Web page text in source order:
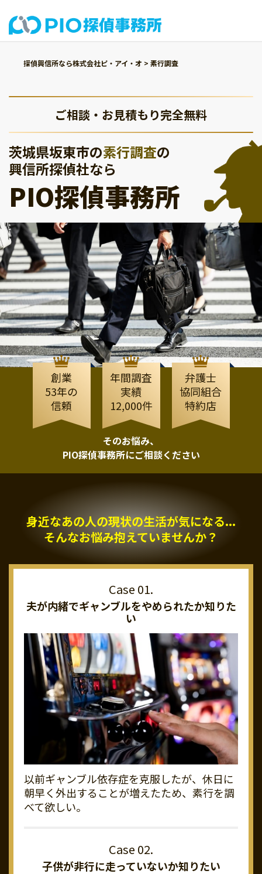
探偵興信所なら株式会社ピ・アイ・オ > 素行調査
ご相談・お見積もり完全無料
茨城県坂東市の素行調査の
興信所探偵社なら
PIO探偵事務所
創業
53年の
信頼
年間調査
実績
12,000件
弁護士
協同組合
特約店
そのお悩み、
PIO探偵事務所にご相談ください
身近なあの人の現状の生活が気になる...
そんなお悩み抱えていませんか？
夫が内緒でギャンブルをやめられたか知りた
い
以前ギャンブル依存症を克服したが、休日に
朝早く外出することが増えたため、素行を調
べて欲しい。
子供が非行に走っていないか知りたい